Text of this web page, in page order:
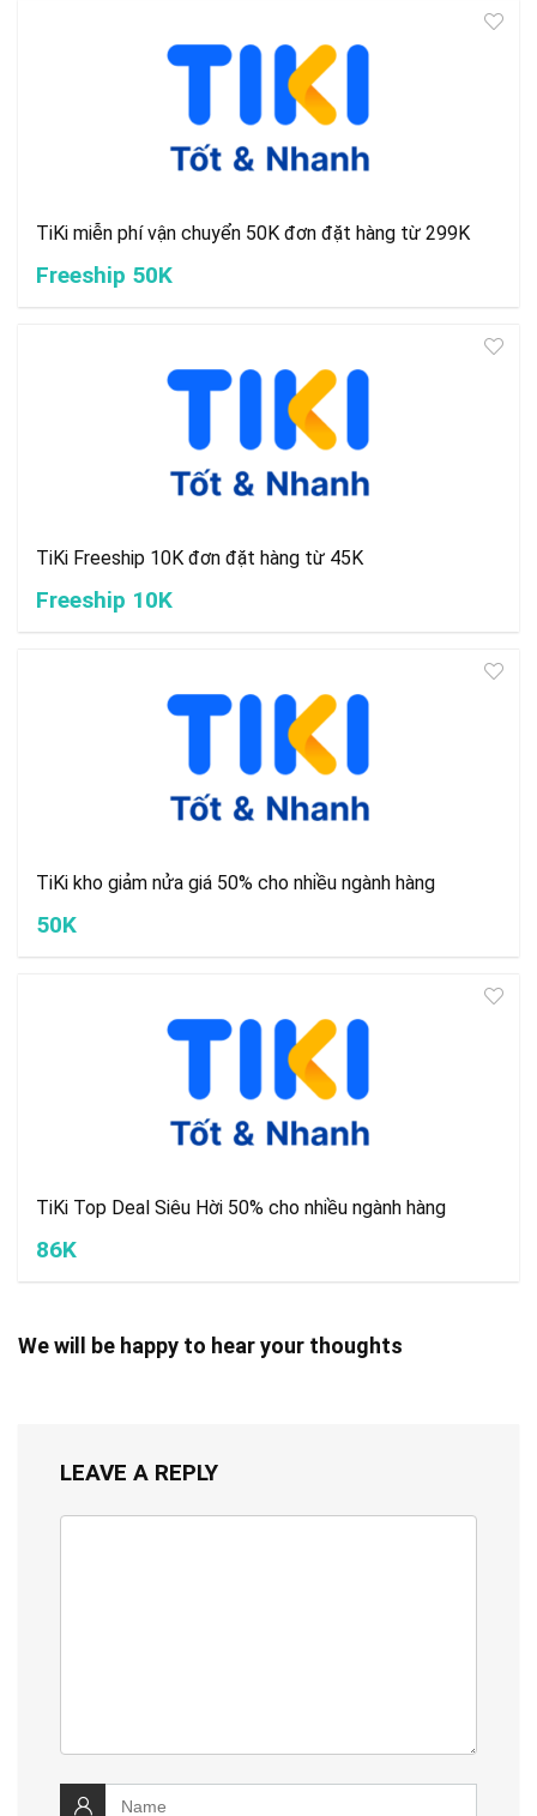
TiKi miễn phí vận chuyển 50K đơn đặt hàng từ 299K
Freeship 50K
TiKi Freeship 10K đơn đặt hàng từ 45K
Freeship 10K
TiKi kho giảm nửa giá 50% cho nhiều ngành hàng
50K
TiKi Top Deal Siêu Hời 50% cho nhiều ngành hàng
86K
We will be happy to hear your thoughts
LEAVE A REPLY